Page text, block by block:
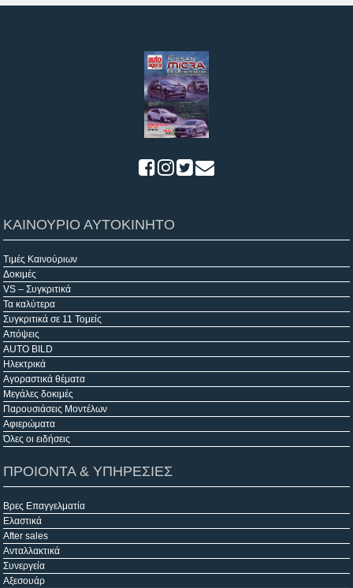
ΚΑΙΝΟΥΡΙΟ ΑΥΤΟΚΙΝΗΤΟ
Τιμές Καινούριων
Δοκιμές
VS – Συγκριτικά
Τα καλύτερα
Συγκριτικά σε 11 Τομείς
Απόψεις
AUTO BILD
Ηλεκτρικά
Αγοραστικά θέματα
Μεγάλες δοκιμές
Παρουσιάσεις Μοντέλων
Αφιερώματα
Όλες οι ειδήσεις
ΠΡΟΙΟΝΤΑ & ΥΠΗΡΕΣΙΕΣ
Βρες Επαγγελματία
Ελαστικά
After sales
Ανταλλακτικά
Συνεργεία
Αξεσουάρ